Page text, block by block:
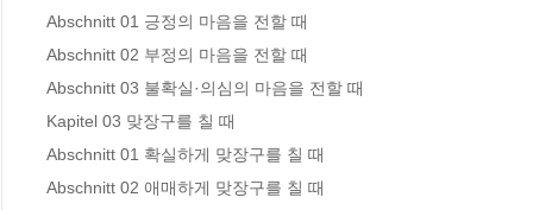
Abschnitt 01 긍정의 마음을 전할 때
Abschnitt 02 부정의 마음을 전할 때
Abschnitt 03 불확실·의심의 마음을 전할 때
Kapitel 03 맞장구를 칠 때
Abschnitt 01 확실하게 맞장구를 칠 때
Abschnitt 02 애매하게 맞장구를 칠 때